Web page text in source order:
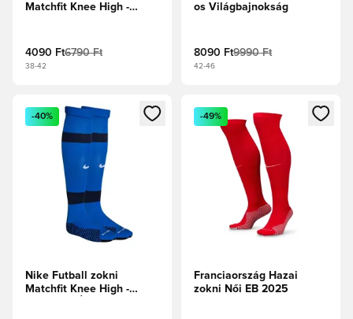
Matchfit Knee High -
4090 Ft6790 Ft
38-42
os Világbajnokság
8090 Ft9990 Ft
42-46
Megnyit egy modált a bejelentkezéshez vagy a tagként
-40%
Nike Futball zokni
Matchfit Knee High -
Megnyit egy modált a
-49%
Franciaország Hazai
zokni Női EB 2025